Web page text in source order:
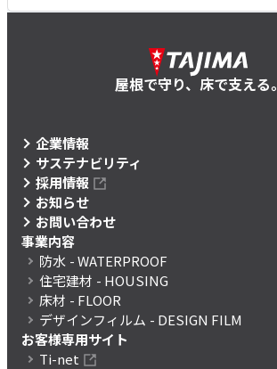
屋根で守り、床で支える。
企業情報
サステナビリティ
採用情報
お知らせ
お問い合わせ
事業内容
防水 - WATERPROOF
住宅建材 - HOUSING
床材 - FLOOR
デザインフィルム - DESIGN FILM
お客様専用サイト
Ti-net